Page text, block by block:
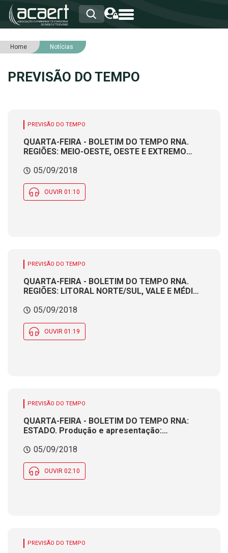
HOME
ASSOCIADOS
SERVIÇOS
Home Notícias
PREVISÃO DO TEMPO
PREVISÃO DO TEMPO
QUARTA-FEIRA - BOLETIM DO TEMPO RNA.
REGIÕES: MEIO-OESTE, OESTE E EXTREMO
Meteorologista CÁTIA BRAGA
05/09/2018
OUVIR 01:10
PREVISÃO DO TEMPO
QUARTA-FEIRA - BOLETIM DO TEMPO RNA.
REGIÕES: LITORAL NORTE/SUL, VALE E MÉDIO
Meteorologista CÁTIA BRAGA
05/09/2018
OUVIR 01:19
PREVISÃO DO TEMPO
QUARTA-FEIRA - BOLETIM DO TEMPO RNA:
ESTADO. Produção e apresentação:
05/09/2018
OUVIR 02:10
PREVISÃO DO TEMPO